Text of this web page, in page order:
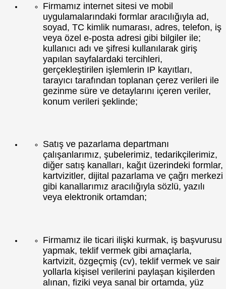
Firmamız internet sitesi ve mobil
uygulamalarındaki formlar aracılığıyla ad,
soyad, TC kimlik numarası, adres, telefon, iş
veya özel e-posta adresi gibi bilgiler ile;
kullanıcı adı ve şifresi kullanılarak giriş
yapılan sayfalardaki tercihleri,
gerçekleştirilen işlemlerin IP kayıtları,
tarayıcı tarafından toplanan çerez verileri ile
gezinme süre ve detaylarını içeren veriler,
konum verileri şeklinde;
Satış ve pazarlama departmanı
çalışanlarımız, şubelerimiz, tedarikçilerimiz,
diğer satış kanalları, kağıt üzerindeki formlar,
kartvizitler, dijital pazarlama ve çağrı merkezi
gibi kanallarımız aracılığıyla sözlü, yazılı
veya elektronik ortamdan;
Firmamız ile ticari ilişki kurmak, iş başvurusu
yapmak, teklif vermek gibi amaçlarla,
kartvizit, özgeçmiş (cv), teklif vermek ve sair
yollarla kişisel verilerini paylaşan kişilerden
alınan, fiziki veya sanal bir ortamda, yüz